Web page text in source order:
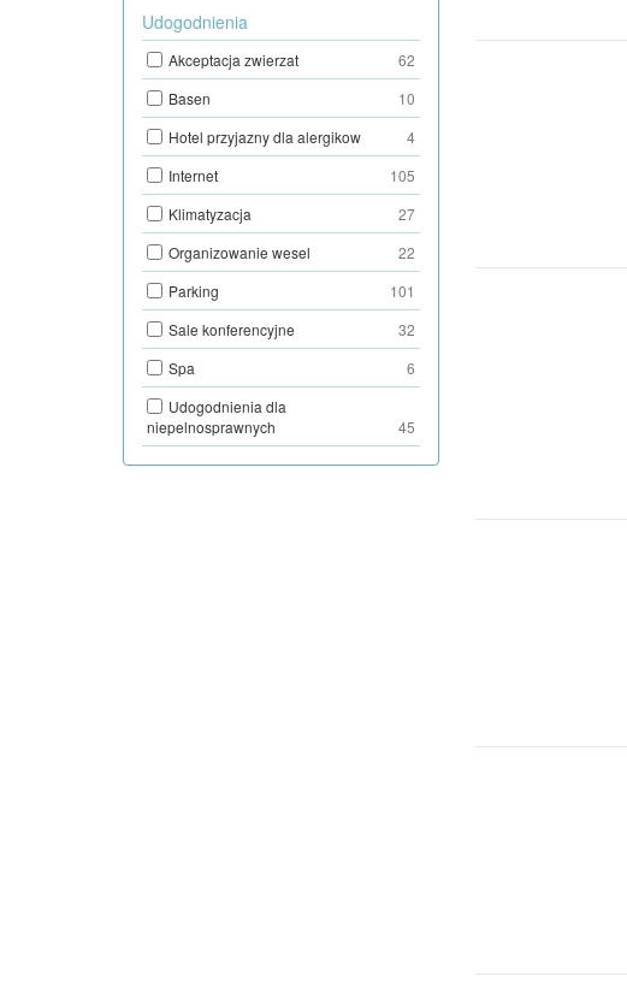
Udogodnienia
Akceptacja zwierzat
62
Basen
10
Hotel przyjazny dla alergikow
4
Internet
105
Klimatyzacja
27
Organizowanie wesel
22
Parking
101
Sale konferencyjne
32
Spa
6
Udogodnienia dla
niepelnosprawnych
45